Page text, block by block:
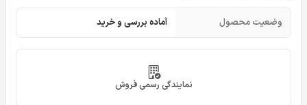
وضعیت محصول آماده بررسی و خرید
نمایندگی رسمی فروش